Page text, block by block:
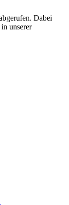
Dabei
unserer